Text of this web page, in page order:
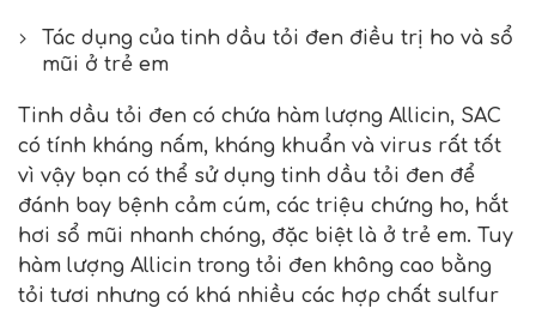
Tác dụng của tinh dầu tỏi đen điều trị ho và sổ
mũi ở trẻ em
Tinh dầu tỏi đen có chứa hàm lượng Allicin, SAC
có tính kháng nấm, kháng khuẩn và virus rất tốt
vì vậy bạn có thể sử dụng tinh dầu tỏi đen để
đánh bay bệnh cảm cúm, các triệu chứng ho, hắt
hơi sổ mũi nhanh chóng, đặc biệt là ở trẻ em. Tuy
hàm lượng Allicin trong tỏi đen không cao bằng
tỏi tươi nhưng có khá nhiều các hợp chất sulfur